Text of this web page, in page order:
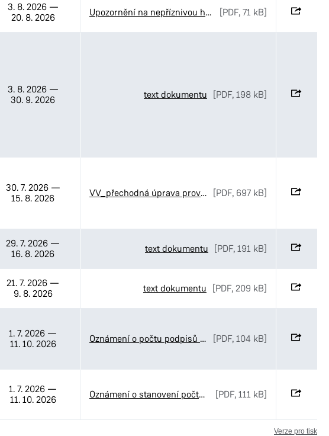
3. 8. 2026—
20. 8. 2026
Upozornění na nepříznivou hydrologickou situaci a výzva k šetření vodou [PDF, 71 kB]
3. 8. 2026—
30. 9. 2026
text dokumentu [PDF, 198 kB]
30. 7. 2026—
15. 8. 2026
VV_přechodná úprava provozu_provádění výkopových prací [PDF, 697 kB]
29. 7. 2026 —
16. 8. 2026
text dokumentu [PDF, 191 kB]
21. 7. 2026 —
9. 8. 2026
text dokumentu [PDF, 209 kB]
1. 7. 2026 —
11. 10. 2026
Oznámení o počtu podpisů na peticích pro nezávislé kandidáty a sdružení nezávislých kandidátů pro volby do Zastupitelstva městského obvodu Pardubice VI [PDF, 104 kB]
1. 7. 2026 —
11. 10. 2026
Oznámení o stanovení počtu členů Zastupitelstva městského obvodu Pardubice VI pro volební období 2026-2030 [PDF, 111 kB]
Verze pro tisk